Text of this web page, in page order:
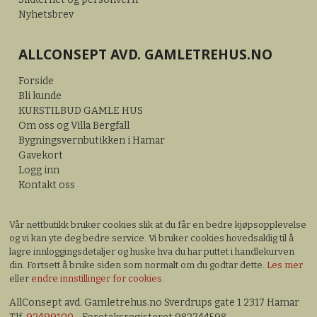
Nyhetsbrev
ALLCONSEPT AVD. GAMLETREHUS.NO
Forside
Bli kunde
KURSTILBUD GAMLE HUS
Om oss og Villa Bergfall
Bygningsvernbutikken i Hamar
Gavekort
Logg inn
Kontakt oss
Vår nettbutikk bruker cookies slik at du får en bedre kjøpsopplevelse
og vi kan yte deg bedre service. Vi bruker cookies hovedsaklig til å
lagre innloggingsdetaljer og huske hva du har puttet i handlekurven
din. Fortsett å bruke siden som normalt om du godtar dette.Les mer
eller endre innstillinger for cookies.
AllConsept avd. Gamletrehus.no Sverdrups gate 1 2317 Hamar